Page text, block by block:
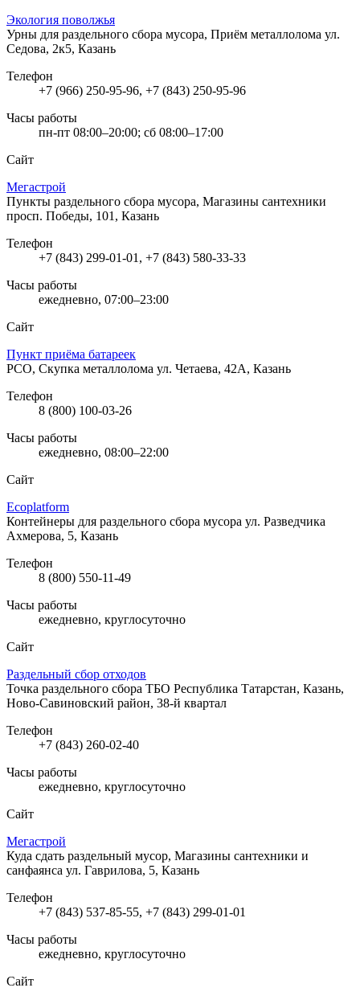
Экология поволжья
Урны для раздельного сбора мусора, Приём металлолома ул.
Седова, 2к5, Казань
Телефон
+7 (966) 250-95-96, +7 (843) 250-95-96
Часы работы
пн-пт 08:00–20:00; сб 08:00–17:00
Сайт
Мегастрой
Пункты раздельного сбора мусора, Магазины сантехники
просп. Победы, 101, Казань
Телефон
+7 (843) 299-01-01, +7 (843) 580-33-33
Часы работы
ежедневно, 07:00–23:00
Сайт
Пункт приёма батареек
РСО, Скупка металлолома ул. Четаева, 42А, Казань
Телефон
8 (800) 100-03-26
Часы работы
ежедневно, 08:00–22:00
Сайт
Ecoplatform
Контейнеры для раздельного сбора мусора ул. Разведчика
Ахмерова, 5, Казань
Телефон
8 (800) 550-11-49
Часы работы
ежедневно, круглосуточно
Сайт
Раздельный сбор отходов
Точка раздельного сбора ТБО Республика Татарстан, Казань,
Ново-Савиновский район, 38-й квартал
Телефон
+7 (843) 260-02-40
Часы работы
ежедневно, круглосуточно
Сайт
Мегастрой
Куда сдать раздельный мусор, Магазины сантехники и
санфаянса ул. Гаврилова, 5, Казань
Телефон
+7 (843) 537-85-55, +7 (843) 299-01-01
Часы работы
ежедневно, круглосуточно
Сайт